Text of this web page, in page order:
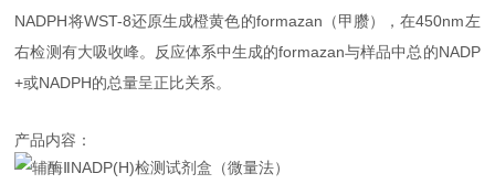
NADPH将WST-8还原生成橙黄色的formazan（甲臜），在450nm左
右检测有大吸收峰。反应体系中生成的formazan与样品中总的NADP
+或NADPH的总量呈正比关系。
产品内容：